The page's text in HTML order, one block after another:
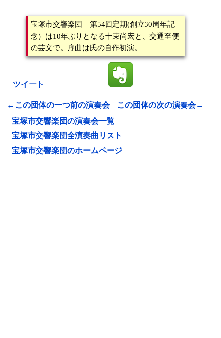
宝塚市交響楽団 第54回定期(創立30周年記
念）は10年ぶりとなる十束尚宏と、交通至便
の芸文で。序曲は氏の自作初演。
ツイート
←この団体の一つ前の演奏会
この団体の次の演奏会→
宝塚市交響楽団の演奏会一覧
宝塚市交響楽団全演奏曲リスト
宝塚市交響楽団のホームページ